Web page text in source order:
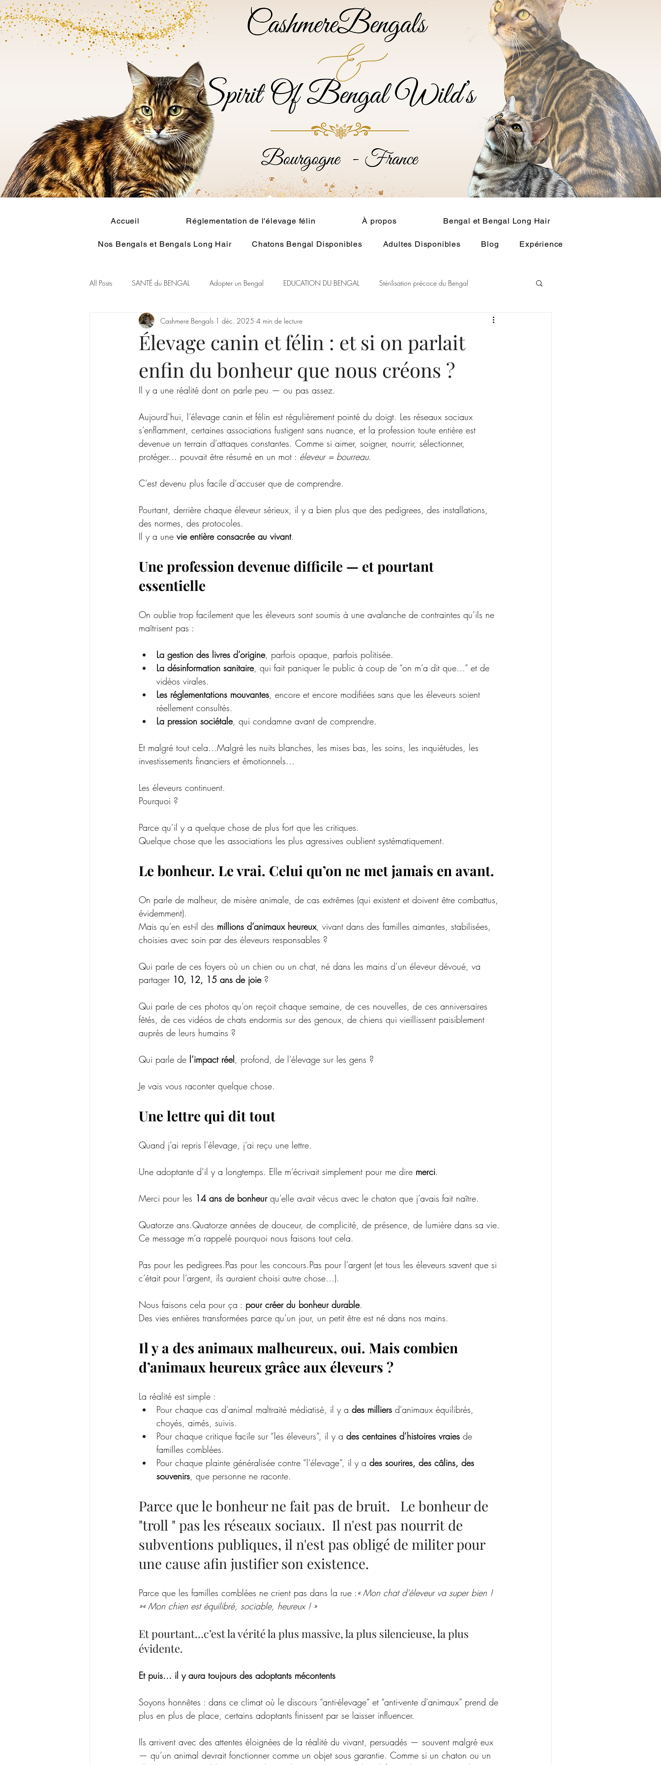
Accueil Réglementation de l'élevage félin À propos Bengal et Bengal Long Hair
Nos Bengals et Bengals Long Hair Chatons Bengal Disponibles Adultes Disponibles Blog Expérience
All Posts SANTÉ du BENGAL Adopter un Bengal EDUCATION DU BENGAL Stérilisation précoce du Bengal
Alimentation du BENGAL Pelage du Bengal BENGAL CASHMERE
Couleur Rare Bengal Chat et spiritualité Ethologie du Bengal HISTOIRE DU CHAT
Élevage canin et félin : et si on parlait
enfin du bonheur que nous créons ?
Cashmere Bengals 1 déc. 2025 4 min de lecture
Il y a une réalité dont on parle peu — ou pas assez.
Aujourd’hui, l’élevage canin et félin est régulièrement pointé du doigt. Les réseaux sociaux
s’enflamment, certaines associations fustigent sans nuance, et la profession toute entière est
devenue un terrain d’attaques constantes. Comme si aimer, soigner, nourrir, sélectionner,
protéger… pouvait être résumé en un mot : éleveur = bourreau.
C’est devenu plus facile d’accuser que de comprendre.
Pourtant, derrière chaque éleveur sérieux, il y a bien plus que des pedigrees, des installations,
des normes, des protocoles.
Il y a une vie entière consacrée au vivant.
Une profession devenue difficile — et pourtant
essentielle
On oublie trop facilement que les éleveurs sont soumis à une avalanche de contraintes qu’ils ne
maîtrisent pas :
La gestion des livres d’origine, parfois opaque, parfois politisée.
La désinformation sanitaire, qui fait paniquer le public à coup de “on m’a dit que…” et de
vidéos virales.
Les réglementations mouvantes, encore et encore modifiées sans que les éleveurs soient
réellement consultés.
La pression sociétale, qui condamne avant de comprendre.
Et malgré tout cela…Malgré les nuits blanches, les mises bas, les soins, les inquiétudes, les
investissements financiers et émotionnels…
Les éleveurs continuent.
Pourquoi ?
Parce qu’il y a quelque chose de plus fort que les critiques.
Quelque chose que les associations les plus agressives oublient systématiquement.
Le bonheur. Le vrai. Celui qu’on ne met jamais en avant.
On parle de malheur, de misère animale, de cas extrêmes (qui existent et doivent être combattus,
évidemment).
Mais qu’en est-il des millions d’animaux heureux, vivant dans des familles aimantes, stabilisées,
choisies avec soin par des éleveurs responsables ?
Qui parle de ces foyers où un chien ou un chat, né dans les mains d’un éleveur dévoué, va
partager 10, 12, 15 ans de joie ?
Qui parle de ces photos qu’on reçoit chaque semaine, de ces nouvelles, de ces anniversaires
fêtés, de ces vidéos de chats endormis sur des genoux, de chiens qui vieillissent paisiblement
auprès de leurs humains ?
Qui parle de l’impact réel, profond, de l’élevage sur les gens ?
Je vais vous raconter quelque chose.
Une lettre qui dit tout
Quand j’ai repris l’élevage, j’ai reçu une lettre.
Une adoptante d’il y a longtemps. Elle m’écrivait simplement pour me dire merci.
Merci pour les 14 ans de bonheur qu’elle avait vécus avec le chaton que j’avais fait naître.
Quatorze ans.Quatorze années de douceur, de complicité, de présence, de lumière dans sa vie.
Ce message m’a rappelé pourquoi nous faisons tout cela.
Pas pour les pedigrees.Pas pour les concours.Pas pour l’argent (et tous les éleveurs savent que si
c’était pour l’argent, ils auraient choisi autre chose…).
Nous faisons cela pour ça : pour créer du bonheur durable.
Des vies entières transformées parce qu’un jour, un petit être est né dans nos mains.
Il y a des animaux malheureux, oui. Mais combien
d’animaux heureux grâce aux éleveurs ?
La réalité est simple :
Pour chaque cas d’animal maltraité médiatisé, il y a des milliers d’animaux équilibrés,
choyés, aimés, suivis.
Pour chaque critique facile sur “les éleveurs”, il y a des centaines d’histoires vraies de
familles comblées.
Pour chaque plainte généralisée contre “l’élevage”, il y a des sourires, des câlins, des
souvenirs, que personne ne raconte.
Parce que le bonheur ne fait pas de bruit.   Le bonheur de
"troll " pas les réseaux sociaux.  Il n'est pas nourrit de
subventions publiques, il n'est pas obligé de militer pour
une cause afin justifier son existence.
Parce que les familles comblées ne crient pas dans la rue :« Mon chat d’éleveur va super bien !
»« Mon chien est équilibré, sociable, heureux ! »
Et pourtant…c’est la vérité la plus massive, la plus silencieuse, la plus
évidente.
Et puis… il y aura toujours des adoptants mécontents
Soyons honnêtes : dans ce climat où le discours “anti-élevage” et “anti-vente d’animaux” prend de
plus en plus de place, certains adoptants finissent par se laisser influencer.
Ils arrivent avec des attentes éloignées de la réalité du vivant, persuadés — souvent malgré eux
— qu’un animal devrait fonctionner comme un objet sous garantie. Comme si un chaton ou un